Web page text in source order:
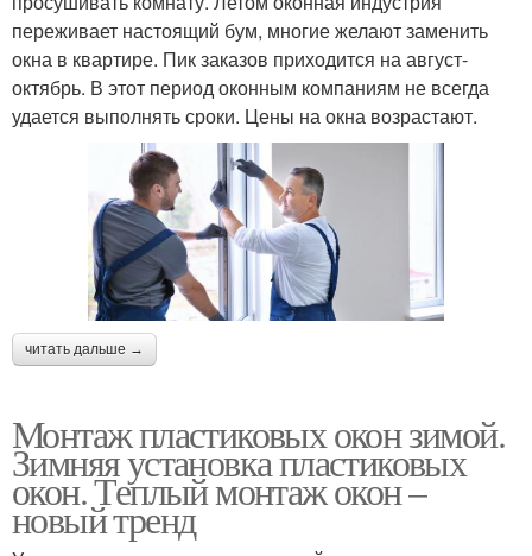
переживает настоящий бум, многие желают заменить
окна в квартире. Пик заказов приходится на август-
октябрь. В этот период оконным компаниям не всегда
удается выполнять сроки. Цены на окна возрастают.
читать дальше →
Монтаж пластиковых окон зимой.
Зимняя установка пластиковых
окон. Теплый монтаж окон –
новый тренд